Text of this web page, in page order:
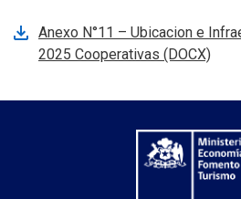
Anexo N°11 – Ubicacion e
2025 Cooperativas (DOCX)Se